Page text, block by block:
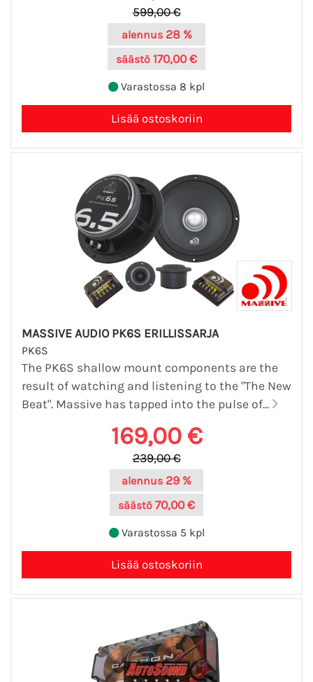
599,00 €
alennus 28 %
säästö 170,00 €
Varastossa 8 kpl
MASSIVE AUDIO PK6S ERILLISSARJA
PK6S
The PK6S shallow mount components are the
result of watching and listening to the "The New
Beat". Massive has tapped into the pulse of...
169,00 €
239,00 €
alennus 29 %
säästö 70,00 €
Varastossa 5 kpl